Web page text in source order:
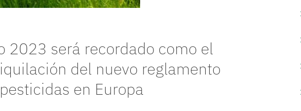
2023 será recordado como el
del nuevo reglamento
en Europa